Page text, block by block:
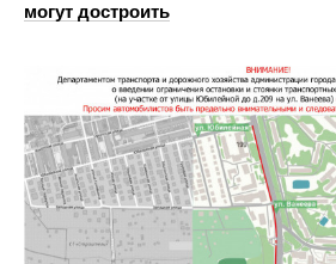
могут достроить